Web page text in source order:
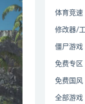
体育竞速
修改器/
僵尸游戏
免费专区
免费国风
全部游戏